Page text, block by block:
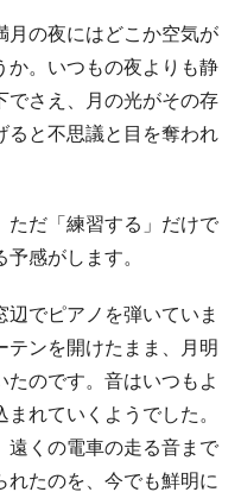
月の夜にはどこか空気が
か。いつもの夜よりも静
でさえ、月の光がその存
ると不思議と目を奪われ
ただ「練習する」だけで
感がします。
でピアノを弾いていま
テンを開けたまま、月明
のです。音はいつもよ
れていくようでした。
遠くの電車の走る音まで
れたのを、今でも鮮明に